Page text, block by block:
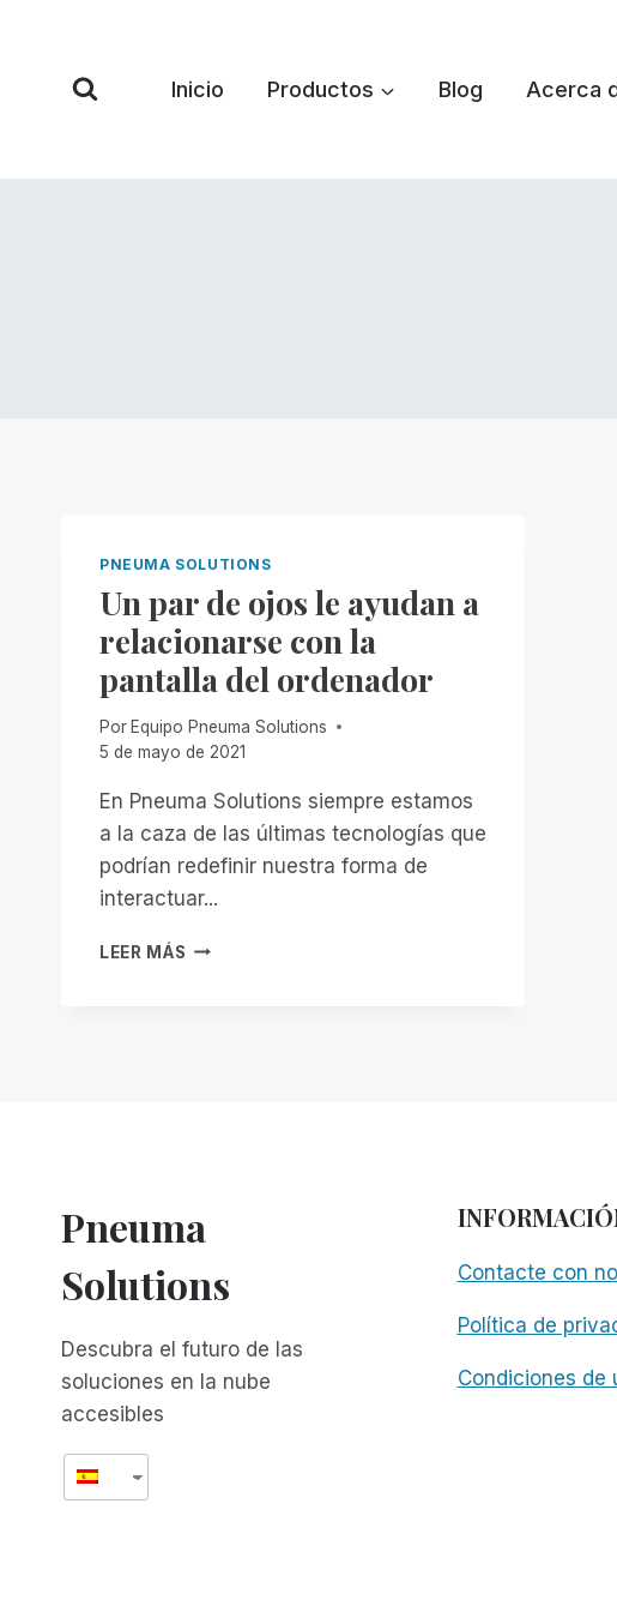
Contenido
Inicio Productos Blog Acerca
PNEUMA SOLUTIONS
Un par de ojos le ayudan a
relacionarse con la
pantalla del ordenador
Por Equipo Pneuma Solutions
5 de mayo de 2021
En Pneuma Solutions siempre estamos
a la caza de las últimas tecnologías que
podrían redefinir nuestra forma de
interactuar...
LEER MÁS UN
DEL
ORDENADOR
Pneuma
Solutions
Descubra el futuro de las
soluciones en la nube
accesibles
Contacte con
Política de
Condiciones de